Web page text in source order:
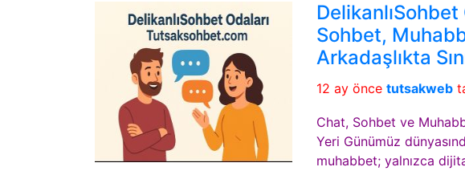
DelikanlıSohbet
Sohbet,
Arkadaşlıkta
12 ay öncetutsakweb
Chat, Sohbet ve
Yeri Günümüz
muhabbet; yalnızca